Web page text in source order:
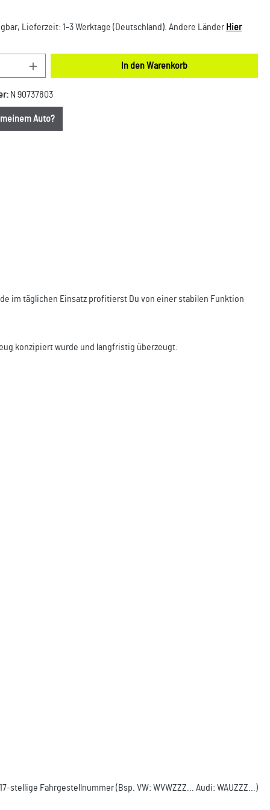
Lieferzeit: 1-3 Werktage (Deutschland). Andere Länder Hier
Gib den gewünschten Wert ein oder
In den Warenkorb
N 90737803
meinem Auto?
im täglichen Einsatz profitierst Du von einer stabilen Funktion
konzipiert wurde und langfristig überzeugt.
Fahrgestellnummer (Bsp. VW: WVWZZZ... Audi: WAUZZZ...)